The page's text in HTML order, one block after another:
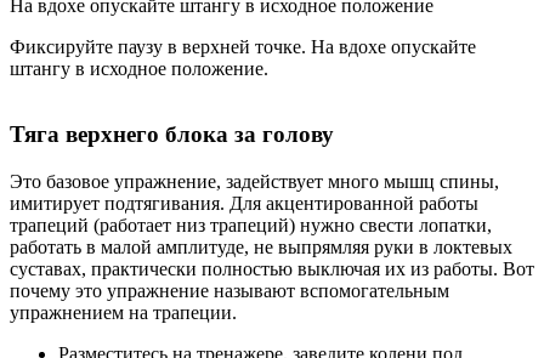
На вдохе опускайте штангу в исходное положение
Фиксируйте паузу в верхней точке. На вдохе опускайте
штангу в исходное положение.
Тяга верхнего блока за голову
Это базовое упражнение, задействует много мышц спины,
имитирует подтягивания. Для акцентированной работы
трапеций (работает низ трапеций) нужно свести лопатки,
работать в малой амплитуде, не выпрямляя руки в локтевых
суставах, практически полностью выключая их из работы. Вот
почему это упражнение называют вспомогательным
упражнением на трапеции.